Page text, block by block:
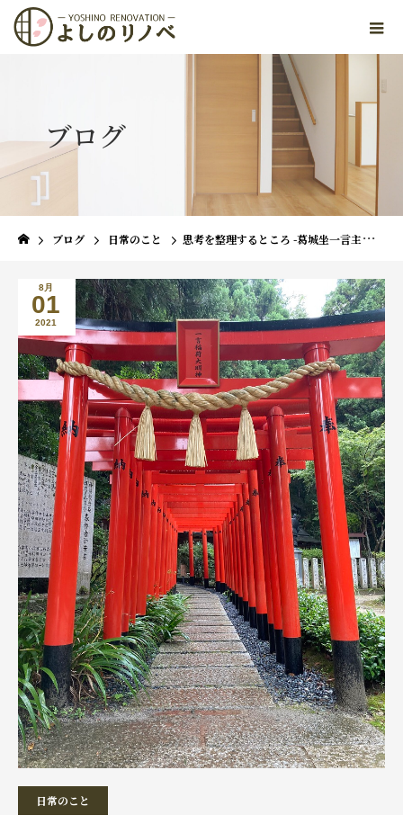
ブログ
ブログ 日常のこと 思考を整理するところ -葛城坐一言主神社をお参りして-
8月
01
2021
日常のこと